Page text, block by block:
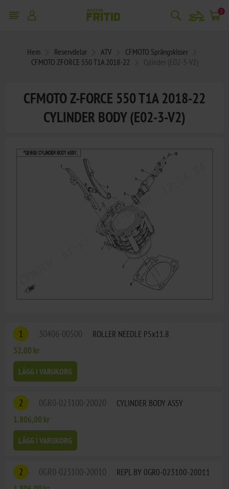
snowmobile 0
Hem Reservdelar ATV
CFMOTO Sprängskisser
CFMOTO ZFORCE 550 T1A 2018-22
Cylinder (E02-3-V2)
CFMOTO Z-FORCE 550 T1A 2018-22
CYLINDER BODY (E02-3-V2)
1 30406-00500
ROLLER NEEDLE P5x11.8
32,00 kr
LÄGG I VARUKORG
2 0GR0-023100-20020
CYLINDER BODY ASSY
1.806,00 kr
LÄGG I VARUKORG
2 0GR0-023100-20010
REPL BY 0GR0-023100-20011